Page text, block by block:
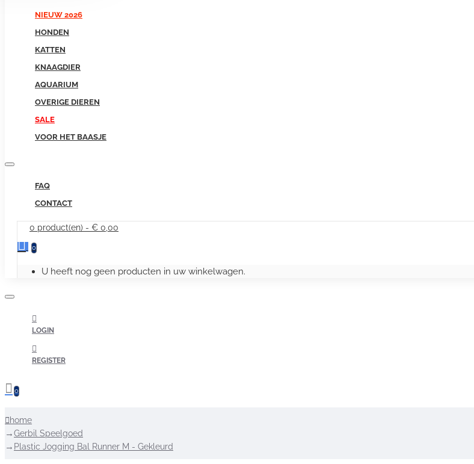
NIEUW 2026
HONDEN
KATTEN
KNAAGDIER
AQUARIUM
OVERIGE DIEREN
SALE
VOOR HET BAASJE
FAQ
CONTACT
0 product(en) - € 0,00
0
U heeft nog geen producten in uw winkelwagen.
LOGIN
REGISTER
0
home
Gerbil Speelgoed
Plastic Jogging Bal Runner M - Gekleurd